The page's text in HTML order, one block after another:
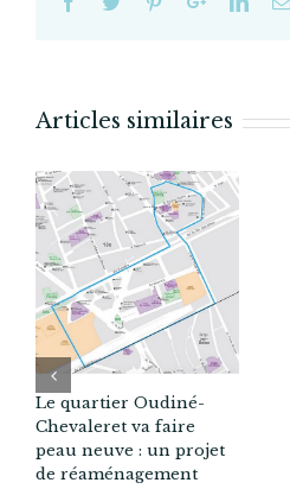
Articles similaires
Le quartier Oudiné-
Chevaleret va faire
peau neuve : un projet
de réaménagement